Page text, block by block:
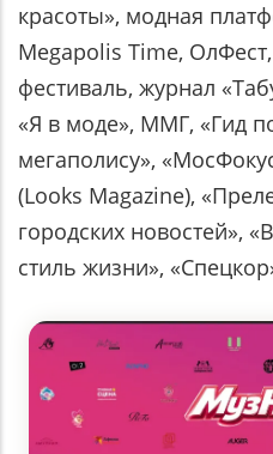
красоты», модная
Megapolis Time,
фестиваль, журнал
«Я в моде», ММГ, «Гид
мегаполису»,
(Looks Magazine),
городских новостей»,
стиль жизни»,